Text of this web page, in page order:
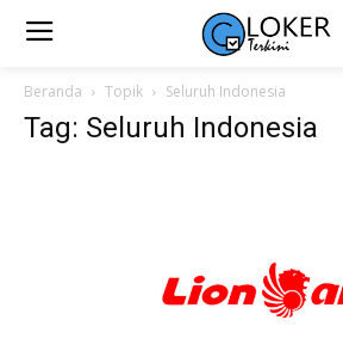
Beranda Topik Seluruh Indonesia
Tag: Seluruh Indonesia